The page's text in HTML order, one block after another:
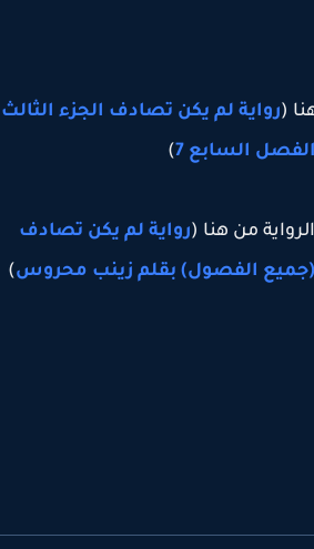
(رواية لم يكن تصادف الجزء الثالث
)
من هنا (رواية لم يكن تصادف
)